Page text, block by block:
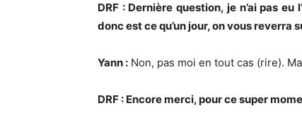
DRF : Dernière question, je n’ai pas eu
donc est ce qu’un jour, on vous reverra
Yann : Non, pas moi en tout cas (rire).
DRF : Encore merci, pour ce super